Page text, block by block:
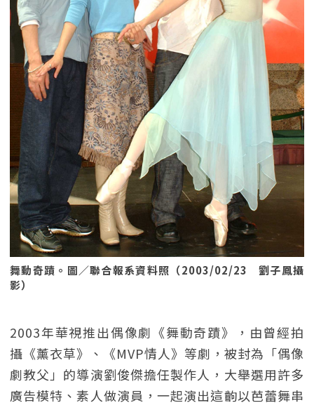
舞動奇蹟。圖／聯合報系資料照（2003/02/23 劉子鳳攝
影）
2003年華視推出偶像劇《舞動奇蹟》，由曾經拍
攝《薰衣草》、《MVP情人》等劇，被封為「偶像
劇教父」的導演劉俊傑擔任製作人，大舉選用許多
廣告模特、素人做演員，一起演出這齣以芭蕾舞串